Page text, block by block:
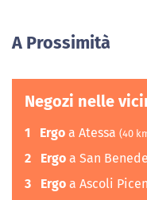
A Prossimità
Negozi nelle
1 Ergo a Atessa (40
2 Ergo a San
3 Ergo a Ascoli